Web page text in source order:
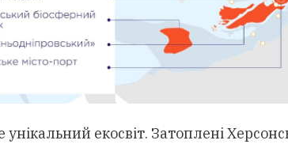
унікальний екосвіт. Затоплені